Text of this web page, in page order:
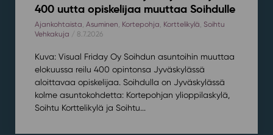
400 uutta opiskelijaa muuttaa Soihdulle
Ajankohtaista, Asuminen, Kortepohja, Korttelikylä, Soihtu
Vehkakuja / 8.7.2026
Kuva: Visual Friday Oy Soihdun asuntoihin muuttaa
elokuussa reilu 400 opintonsa Jyväskylässä
aloittavaa opiskelijaa. Soihdulla on Jyväskylässä
kolme asuntokohdetta: Kortepohjan ylioppilaskylä,
Soihtu Korttelikylä ja Soihtu...